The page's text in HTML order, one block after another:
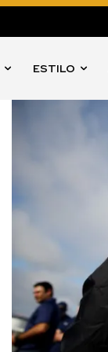
ESTILO